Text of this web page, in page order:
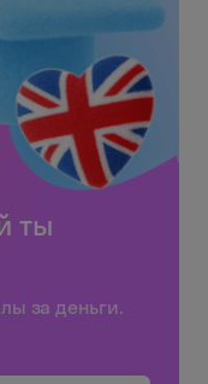
ты
за деньги.